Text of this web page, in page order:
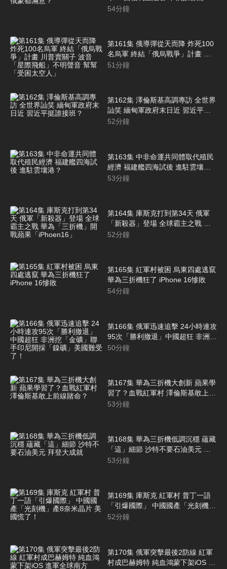
意？
54分鐘
第161集 俄導彈從天而降 炸死100
名烏軍 終結「俄烏戰爭」計畫 川
普賣關子 波音「星際飛船」不明聲
51分鐘
第162集 澤倫斯基高調專訪 全世界
訕笑 緬甸軍政府末日近 習近平挺
誰接班？
52分鐘
第163集 中非命運共同體取代殖民
經濟 福建艦四海試後 進駐雲壤
港？
53分鐘
第164集 庫斯克打到第34天 俄軍
「新殺器」登場 全球霸主之戰 華
為「三折機」開戰蘋果
52分鐘
第165集 紅軍村被困 烏東四處逃竄
華為三折機狂了 iPhone 16慘敗
54分鐘
第166集 俄軍迅速追擊 24小時連攻
95次「勝利撤退」中國超狂 非洲挖
「金礦」聯手印尼開採「鎳礦」美
50分鐘
第167集 華為三折機大創新 蘋果學
習了？血戰紅軍村 澤倫斯基敢上前
線賭命？
53分鐘
第168集 華為三折機低調沉穩 蘊藏
「這」細節 沙特不要石油美元 拜
登大成就
53分鐘
第169集 庫斯克 紅軍村 普丁一語
「引爆國際」 中國國產「光刻機」
產8奈米晶片 美國慌了！
52分鐘
第170集 俄軍突擊最後2防線 紅軍
村成巴赫姆特 純血鴻蒙下架iOS 進